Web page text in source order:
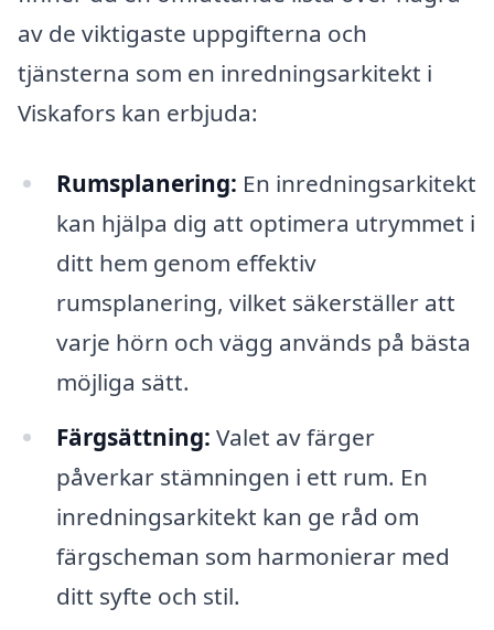
av de viktigaste uppgifterna och
tjänsterna som en inredningsarkitekt i
Viskafors kan erbjuda:
Rumsplanering: En inredningsarkitekt
kan hjälpa dig att optimera utrymmet i
ditt hem genom effektiv
rumsplanering, vilket säkerställer att
varje hörn och vägg används på bästa
möjliga sätt.
Färgsättning: Valet av färger
påverkar stämningen i ett rum. En
inredningsarkitekt kan ge råd om
färgscheman som harmonierar med
ditt syfte och stil.